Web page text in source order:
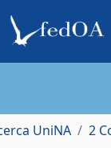
UniNA 2